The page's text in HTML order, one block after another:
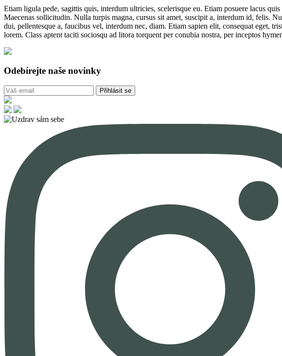
Etiam ligula pede, sagittis quis, interdum ultricies, scelerisque eu. Etiam posuere lacus
Maecenas sollicitudin. Nulla turpis magna, cursus sit amet, suscipit a, interdum id, felis.
dui, pellentesque a, faucibus vel, interdum nec, diam. Etiam sapien elit, consequat eget,
lorem. Class aptent taciti sociosqu ad litora torquent per conubia nostra, per inceptos
Odebírejte naše novinky
Přihlásit se